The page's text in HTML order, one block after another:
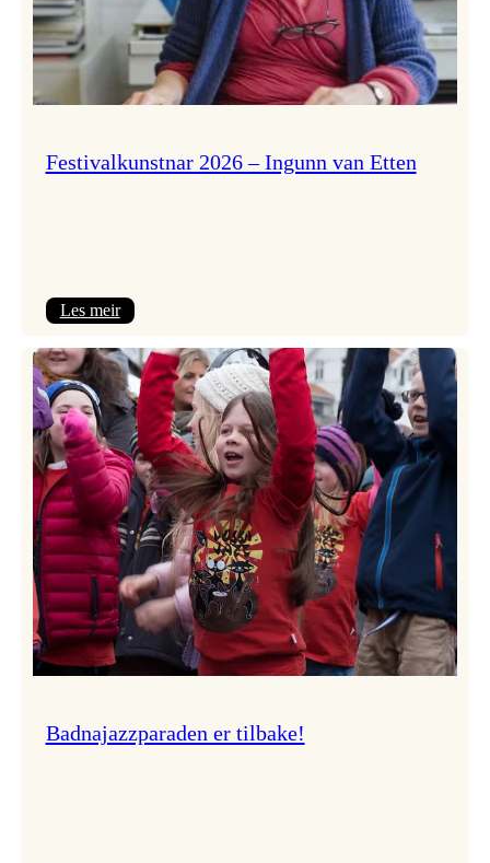
Festivalkunstnar 2026 – Ingunn van Etten
Les meir:
2026
–
Ingunn van Etten
Badnajazzparaden er tilbake!